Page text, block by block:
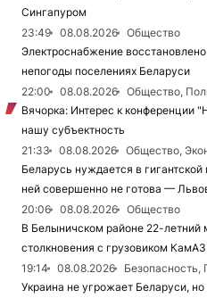
Сингапуром
23:49
08.08.2026
Общество
Электроснабжение
непогоды поселениях Беларуси
22:00
08.08.2026
Общество,
Вячорка: Интерес к конференции
нашу субъектность
21:33
08.08.2026
Общество,
Беларусь нуждается в
ней совершенно не готова —
20:06
08.08.2026
Общество
В Белыничском районе 22-летний
столкновения с грузовиком КамАЗ
19:14
08.08.2026
Безопасность,
Украина не угрожает Беларуси,